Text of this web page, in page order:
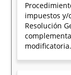
impuestos y/
Resolución
modificatoria.